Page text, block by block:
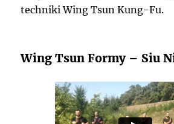
techniki Wing Tsun Kung-Fu.
Wing Tsun Formy – Siu